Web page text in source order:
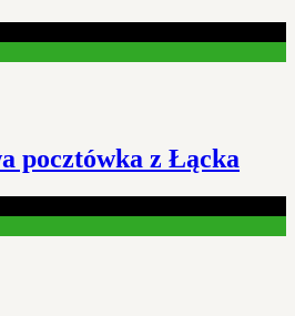
pocztówka z Łącka